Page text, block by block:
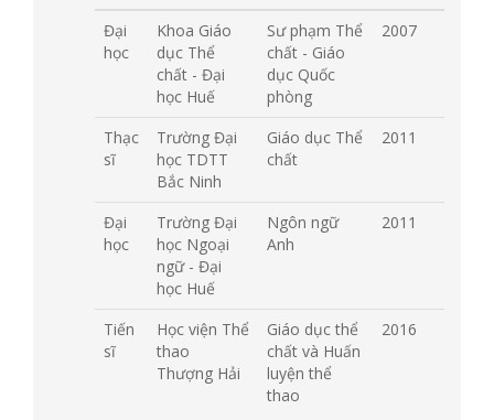
Đại
học
Khoa Giáo
dục Thể
chất - Đại
học Huế
Sư phạm Thể
chất - Giáo
dục Quốc
phòng
2007
Thạc
sĩ
Trường Đại
học TDTT
Bắc Ninh
Giáo dục Thể
chất
2011
Đại
học
Trường Đại
học Ngoại
ngữ - Đại
học Huế
Ngôn ngữ
Anh
2011
Tiến
sĩ
Học viện Thể
thao
Thượng Hải
Giáo dục thể
chất và Huấn
luyện thể
thao
2016